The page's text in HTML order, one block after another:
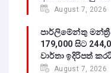
August 7, 2026
පාර්ලිමේන්තු
179,000 සිට
වාර්තා ඉදිරිපත්
August 7, 2026